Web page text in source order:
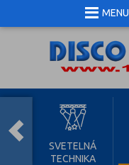
MENU
SVETELNÁ
TECHNIKA